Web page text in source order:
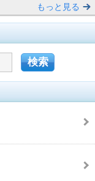
もっと見る